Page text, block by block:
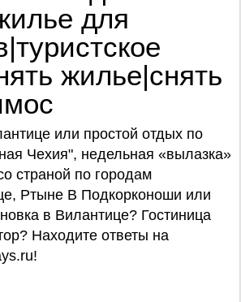
для
жилье|снять
или простой отдых по
Чехия", недельная «вылазка»
страной по городам
Ртыне В Подкорконоши или
в Вилантице? Гостиница
Находите ответы на